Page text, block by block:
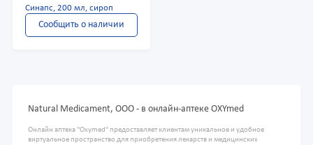
Синапс, 200 мл, сироп
Сообщить о наличии
Natural Medicament, ООО - в онлайн-аптеке OXYmed
Онлайн аптека "Oxymed" предоставляет клиентам уникальное и удобное
виртуальное пространство для приобретения лекарств и медицинских